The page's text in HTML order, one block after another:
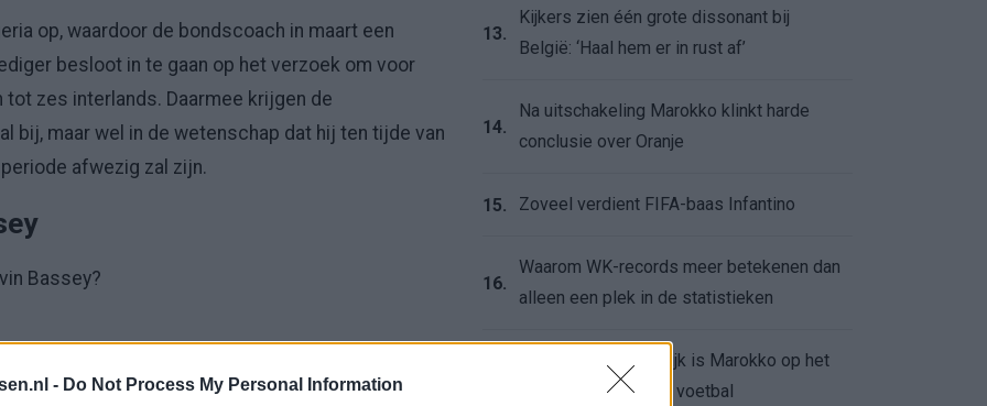
- Do Not Process My Personal Information
op, waardoor de bondscoach in maart een
besloot in te gaan op het verzoek om voor
zes interlands. Daarmee krijgen de
bij, maar wel in de wetenschap dat hij ten tijde van
afwezig zal zijn.
13.
Kijkers zien één grote dissonant bij
België: ‘Haal hem er in rust af’
14.
Na uitschakeling Marokko klinkt harde
conclusie over Oranje
15. Zoveel verdient FIFA-baas Infantino
16.
Waarom WK-records meer betekenen dan
alleen een plek in de statistieken
Voor de Schilderswijk is Marokko op het
WK meer dan alleen voetbal